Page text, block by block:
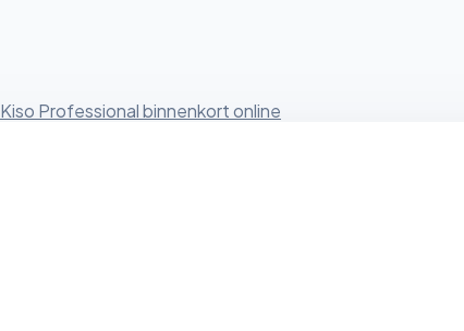
Kiso Professional binnenkort online